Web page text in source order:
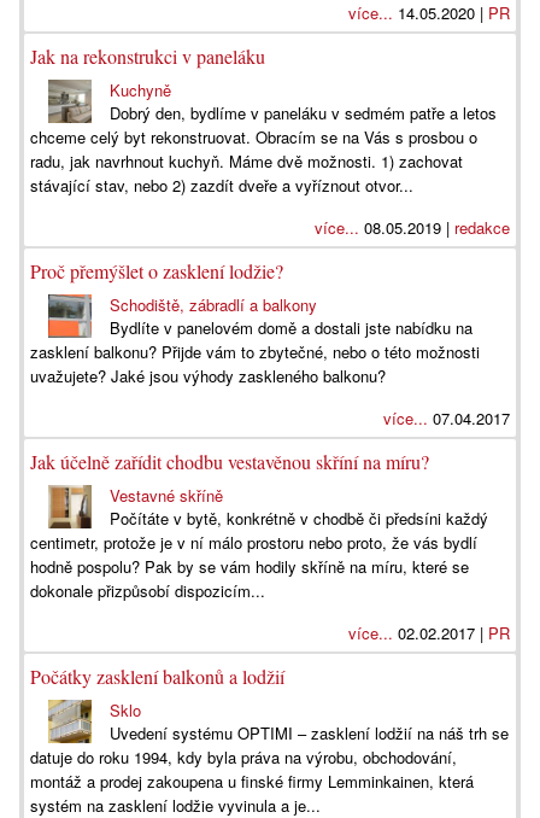
více... 14.05.2020 | PR
Jak na rekonstrukci v paneláku
Kuchyně
Dobrý den, bydlíme v paneláku v sedmém patře a letos
chceme celý byt rekonstruovat. Obracím se na Vás s prosbou o
radu, jak navrhnout kuchyň. Máme dvě možnosti. 1) zachovat
stávající stav, nebo 2) zazdít dveře a vyříznout otvor...
více... 08.05.2019 | redakce
Proč přemýšlet o zasklení lodžie?
Schodiště, zábradlí a balkony
Bydlíte v panelovém domě a dostali jste nabídku na
zasklení balkonu? Přijde vám to zbytečné, nebo o této možnosti
uvažujete? Jaké jsou výhody zaskleného balkonu?
více... 07.04.2017
Jak účelně zařídit chodbu vestavěnou skříní na míru?
Vestavné skříně
Počítáte v bytě, konkrétně v chodbě či předsíni každý
centimetr, protože je v ní málo prostoru nebo proto, že vás bydlí
hodně pospolu? Pak by se vám hodily skříně na míru, které se
dokonale přizpůsobí dispozicím...
více... 02.02.2017 | PR
Počátky zasklení balkonů a lodžií
Sklo
Uvedení systému OPTIMI – zasklení lodžií na náš trh se
datuje do roku 1994, kdy byla práva na výrobu, obchodování,
montáž a prodej zakoupena u finské firmy Lemminkainen, která
systém na zasklení lodžie vyvinula a je...